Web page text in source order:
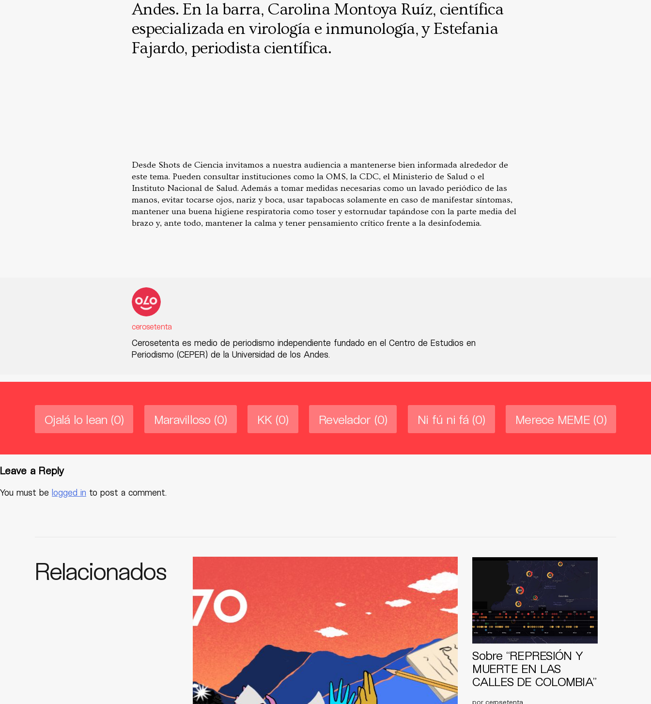
Andes. En la barra, Carolina Montoya Ruíz, científica
especializada en virología e inmunología, y Estefania
Fajardo, periodista científica.
Desde Shots de Ciencia invitamos a nuestra audiencia a mantenerse bien informada alrededor de
este tema. Pueden consultar instituciones como la OMS, la CDC, el Ministerio de Salud o el
Instituto Nacional de Salud. Además a tomar medidas necesarias como un lavado periódico de las
manos, evitar tocarse ojos, nariz y boca, usar tapabocas solamente en caso de manifestar síntomas,
mantener una buena higiene respiratoria como toser y estornudar tapándose con la parte media del
brazo y, ante todo, mantener la calma y tener pensamiento crítico frente a la desinfodemia.
cerosetenta
Cerosetenta es medio de periodismo independiente fundado en el Centro de Estudios en
Periodismo (CEPER) de la Universidad de los Andes.
Ojalá lo lean (0) Maravilloso (0) KK (0) Revelador (0) Ni fú ni fá (0) Merece MEME (0)
Leave a Reply
You must be logged in to post a comment.
Relacionados
Sobre “REPRESIÓN Y
MUERTE EN LAS
CALLES DE COLOMBIA”
por cerosetenta